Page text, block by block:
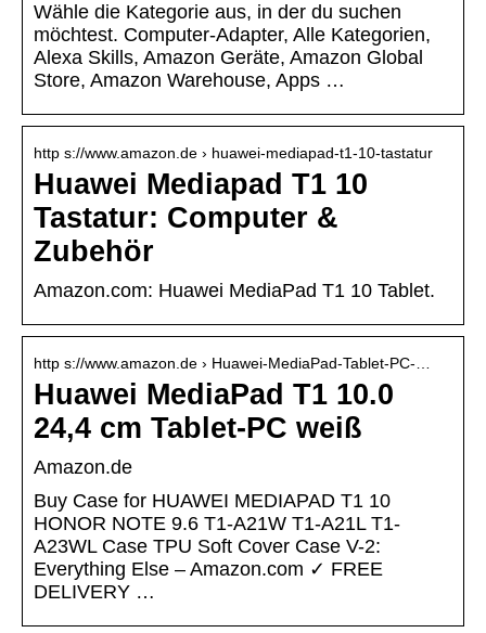
Wähle die Kategorie aus, in der du suchen
möchtest. Computer-Adapter, Alle Kategorien,
Alexa Skills, Amazon Geräte, Amazon Global
Store, Amazon Warehouse, Apps …
http s://www.amazon.de › huawei-mediapad-t1-10-tastatur
Huawei Mediapad T1 10
Tastatur: Computer &
Zubehör
Amazon.com: Huawei MediaPad T1 10 Tablet.
http s://www.amazon.de › Huawei-MediaPad-Tablet-PC-…
Huawei MediaPad T1 10.0
24,4 cm Tablet-PC weiß
Amazon.de
Buy Case for HUAWEI MEDIAPAD T1 10
HONOR NOTE 9.6 T1-A21W T1-A21L T1-
A23WL Case TPU Soft Cover Case V-2:
Everything Else – Amazon.com ✓ FREE
DELIVERY …